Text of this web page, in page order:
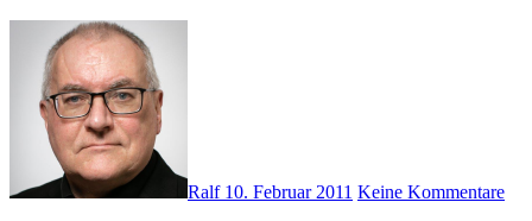
Ralf 10. Februar 2011 Keine Kommentare